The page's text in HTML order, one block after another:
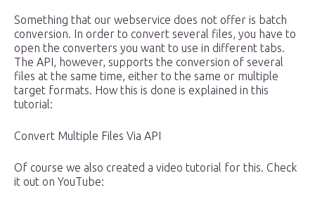
Something that our webservice does not offer is batch
conversion. In order to convert several files, you have to
open the converters you want to use in different tabs.
The API, however, supports the conversion of several
files at the same time, either to the same or multiple
target formats. How this is done is explained in this
tutorial:
Convert Multiple Files Via API
Of course we also created a video tutorial for this. Check
it out on YouTube: